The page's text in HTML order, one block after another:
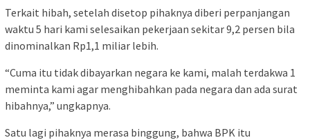
Terkait hibah, setelah disetop pihaknya diberi perpanjangan
waktu 5 hari kami selesaikan pekerjaan sekitar 9,2 persen bila
dinominalkan Rp1,1 miliar lebih.
“Cuma itu tidak dibayarkan negara ke kami, malah terdakwa 1
meminta kami agar menghibahkan pada negara dan ada surat
hibahnya,” ungkapnya.
Satu lagi pihaknya merasa binggung, bahwa BPK itu